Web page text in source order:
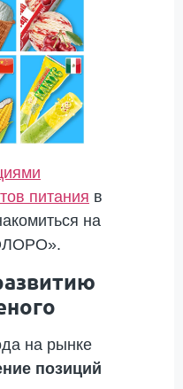
питания в
на
на рынке
позиций